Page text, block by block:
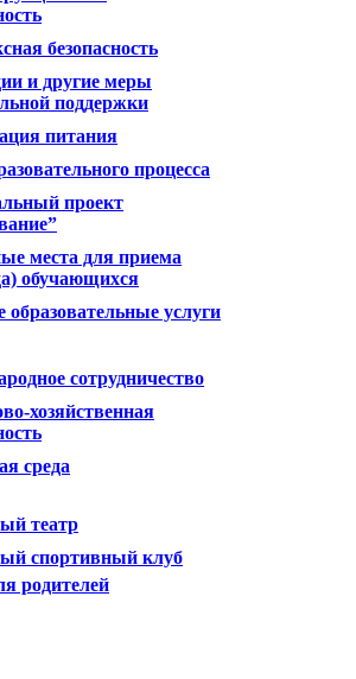
безопасность
и другие меры
поддержки
питания
процесса
проект
места для приема
обучающихся
услуги
сотрудничество
хозяйственная
среда
театр
спортивный клуб
родителей